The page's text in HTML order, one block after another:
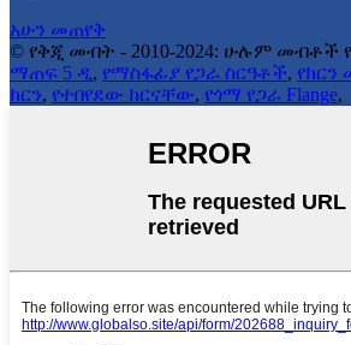
አሁን መጠየቅ
© የቅጂ መብት - 2010-2024: ሁሉም መብቶች
ማጠፍ 5 ዲ, የማስፋፊያ የጋራ ስርዓቶች, የክርን
ክርን, የተበየደው ክርናቸው, የጎማ የጋራ Flange,